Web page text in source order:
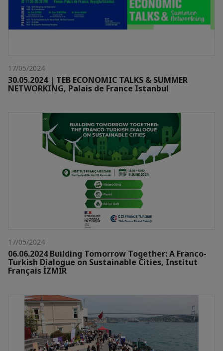
17/05/2024
30.05.2024 | TEB ECONOMIC TALKS & SUMMER
NETWORKING, Palais de France Istanbul
17/05/2024
06.06.2024 Building Tomorrow Together: A Franco-
Turkish Dialogue on Sustainable Cities, Institut
Français İZMİR